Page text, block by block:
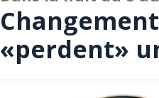
«perdent»